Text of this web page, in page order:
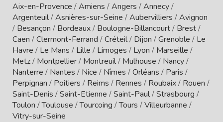
Aix-en-Provence /Amiens /Angers /Annecy/
Argenteuil/Asnières-sur-Seine /Aubervilliers /Avignon
/ Besançon / Bordeaux/ Boulogne-Billancourt/ Brest/
Caen /Clermont-Ferrand /Créteil/ Dijon /Grenoble / Le
Havre / Le Mans / Lille / Limoges / Lyon / Marseille /
Metz/ Montpellier/ Montreuil/ Mulhouse / Nancy/
Nanterre / Nantes / Nice / Nîmes /Orléans / Paris /
Perpignan / Poitiers / Reims / Rennes / Roubaix/ Rouen /
Saint-Denis /Saint-Etienne /Saint-Paul/Strasbourg /
Toulon /Toulouse /Tourcoing /Tours /Villeurbanne /
Vitry-sur-Seine